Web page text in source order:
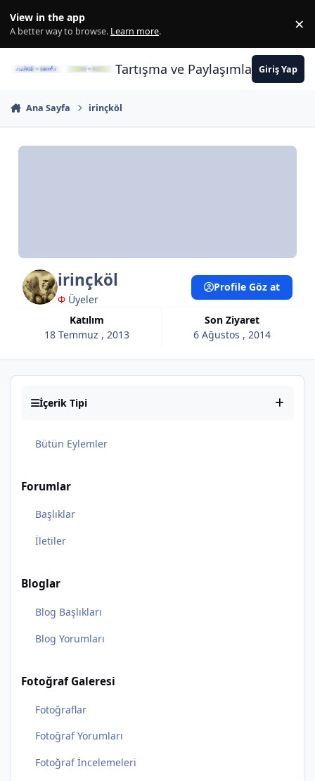
View in the app
A better way to browse. Learn more. ×
Tartışma ve PaylaşımlarınGiriş Yap
Ana Sayfa irinçköl
irinçköl
Φ Üyeler
Katılım
18 Temmuz , 2013
Son Ziyaret
6 Ağustos , 2014
Profile Göz at
İçerik Tipi
Bütün Eylemler
Forumlar
Başlıklar
İletiler
Bloglar
Blog Başlıkları
Blog Yorumları
Fotoğraf Galeresi
Fotoğraflar
Fotoğraf Yorumları
Fotoğraf İncelemeleri